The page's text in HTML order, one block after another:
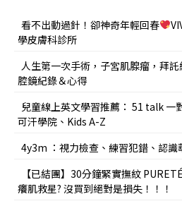
看不出動過針！卻神奇年輕回春
學皮膚科診所
人生第一次手術，子宮肌腺瘤，拜
腔鏡紀錄＆心得
兒童線上英文學習推薦： 51 talk
可汗學院、Kids A-Z
4y3m ：視力檢查、練習犯錯、認識
【已結團】30分鐘緊實撫紋
癢肌救星? 沒買到絕對是損失！！！